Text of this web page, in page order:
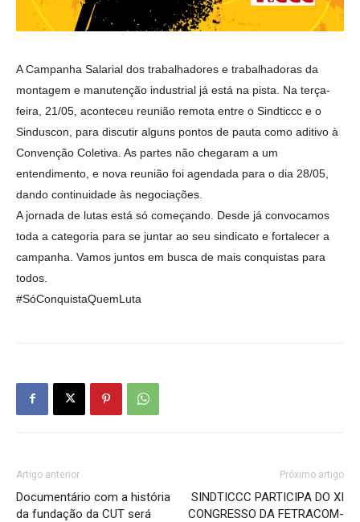
A Campanha Salarial dos trabalhadores e trabalhadoras da
montagem e manutenção industrial já está na pista. Na terça-
feira, 21/05, aconteceu reunião remota entre o Sindticcc e o
Sinduscon, para discutir alguns pontos de pauta como aditivo à
Convenção Coletiva. As partes não chegaram a um
entendimento, e nova reunião foi agendada para o dia 28/05,
dando continuidade às negociações.
A jornada de lutas está só começando. Desde já convocamos
toda a categoria para se juntar ao seu sindicato e fortalecer a
campanha. Vamos juntos em busca de mais conquistas para
todos.
#SóConquistaQuemLuta
Artigo anterior
Documentário com a história
da fundação da CUT será
Próximo artigo
SINDTICCC PARTICIPA DO XI
CONGRESSO DA FETRACOM-